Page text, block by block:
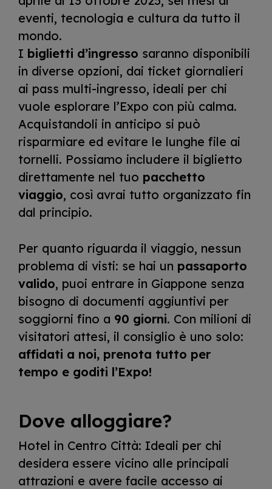
eventi, tecnologia e cultura da tutto il
mondo.
I biglietti d’ingresso saranno disponibili
in diverse opzioni, dai ticket giornalieri
ai pass multi-ingresso, ideali per chi
vuole esplorare l’Expo con più calma.
Acquistandoli in anticipo si può
risparmiare ed evitare le lunghe file ai
tornelli. Possiamo includere il biglietto
direttamente nel tuo pacchetto
viaggio, così avrai tutto organizzato fin
dal principio.
Per quanto riguarda il viaggio, nessun
problema di visti: se hai un passaporto
valido, puoi entrare in Giappone senza
bisogno di documenti aggiuntivi per
soggiorni fino a 90 giorni. Con milioni di
visitatori attesi, il consiglio è uno solo:
affidati a noi, prenota tutto per
tempo e goditi l’Expo!
Dove alloggiare?
Hotel in Centro Città: Ideali per chi
desidera essere vicino alle principali
attrazioni e avere facile accesso ai